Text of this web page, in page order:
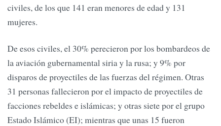
civiles, de los que 141 eran menores de edad y 131
mujeres.
De esos civiles, el 30% perecieron por los bombardeos de
la aviación gubernamental siria y la rusa; y 9% por
disparos de proyectiles de las fuerzas del régimen. Otras
31 personas fallecieron por el impacto de proyectiles de
facciones rebeldes e islámicas; y otras siete por el grupo
Estado Islámico (EI); mientras que unas 15 fueron